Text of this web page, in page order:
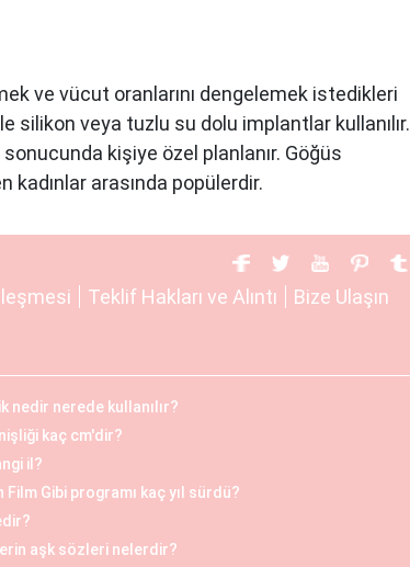
ve vücut oranlarını dengelemek istedikleri
veya tuzlu su dolu implantlar kullanılır.
kişiye özel planlanır. Göğüs
arasında popülerdir.
nedeniyle bazı kadınlar, göğüs küçültme
ile gerçekleştirilir. Göğüs küçültme
yaşam kalitesini artırmak isteyen kadınlar
edilir. Operasyon öncesinde, hasta ile
Operasyon sonrasında ise hasta,
takip etmelidir. Her iki durumda da hasta,
önerilerine uymalıdır.
Teklif Hakları ve Alıntı Bize Ulaşın
nedir nerede kullanılır?
kaç cm'dir?
il?
Film Gibi programı kaç yıl sürdü?
aşk sözleri nelerdir?